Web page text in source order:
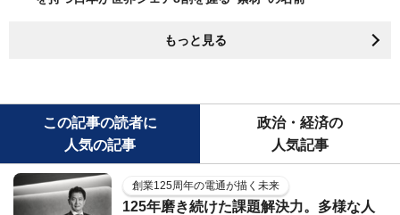
もっと見る
この記事の読者に
人気の記事
政治・経済の
人気記事
創業125周年の電通が描く未来
125年磨き続けた課題解決力。多様な人